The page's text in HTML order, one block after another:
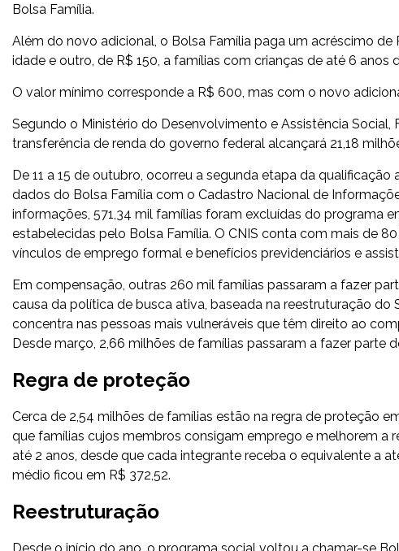
Bolsa Família.
Além do novo adicional, o Bolsa Família paga um acréscimo
idade e outro, de R$ 150, a famílias com crianças de até 6 anos
O valor mínimo corresponde a R$ 600, mas com o novo
Segundo o Ministério do Desenvolvimento e Assistência
transferência de renda do governo federal alcançará 21,18
De 11 a 15 de outubro, ocorreu a segunda etapa da
dados do Bolsa Família com o Cadastro Nacional de
informações, 571,34 mil famílias foram excluídas do programa
estabelecidas pelo Bolsa Família. O CNIS conta com mais de
vínculos de emprego formal e benefícios previdenciários e
Em compensação, outras 260 mil famílias passaram a fazer
causa da política de busca ativa, baseada na reestruturação do
concentra nas pessoas mais vulneráveis que têm direito ao
Desde março, 2,66 milhões de famílias passaram a fazer parte
Regra de proteção
Cerca de 2,54 milhões de famílias estão na regra de proteção
que famílias cujos membros consigam emprego e melhorem a
até 2 anos, desde que cada integrante receba o equivalente a
médio ficou em R$ 372,52.
Reestruturação